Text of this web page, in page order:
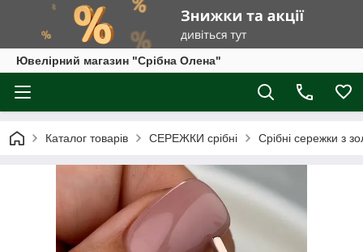
Ювелірний магазин "Срібна Олена"
Каталог товарів СЕРЕЖКИ срібні Срібні сережки з